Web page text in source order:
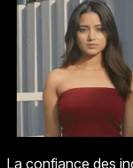
La confiance des